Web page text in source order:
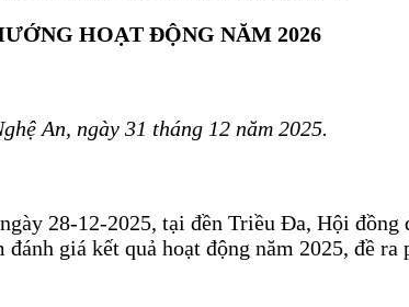
HOẠT ĐỘNG NĂM 2026
31 tháng 12 năm 2025.
28-12-2025, tại đền Triều Đa, Hội đồng
giá kết quả hoạt động năm 2025, đề ra